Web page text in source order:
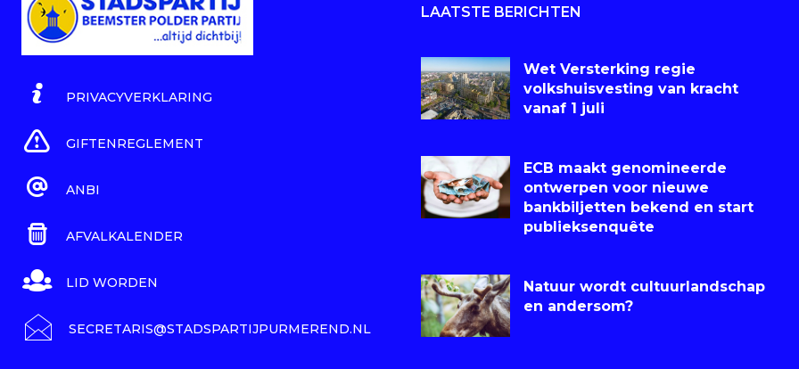
PRIVACYVERKLARING
GIFTENREGLEMENT
ANBI
AFVALKALENDER
LID WORDEN
SECRETARIS@STADSPARTIJPURMEREND.NL
LAATSTE BERICHTEN
Wet Versterking regie
volkshuisvesting van kracht
vanaf 1 juli
ECB maakt genomineerde
ontwerpen voor nieuwe
bankbiljetten bekend en start
publieksenquête
Natuur wordt cultuurlandschap
en andersom?